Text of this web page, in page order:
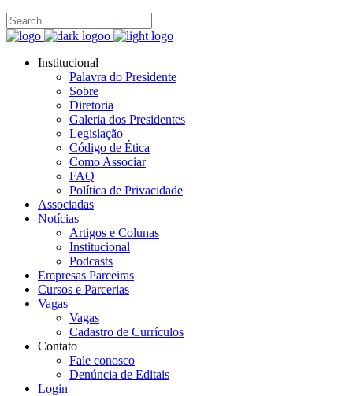
Institucional
Palavra do Presidente
Sobre
Diretoria
Galeria dos Presidentes
Legislação
Código de Ética
Como Associar
FAQ
Política de Privacidade
Associadas
Notícias
Artigos e Colunas
Institucional
Podcasts
Empresas Parceiras
Cursos e Parcerias
Vagas
Vagas
Cadastro de Currículos
Contato
Fale conosco
Denúncia de Editais
Login